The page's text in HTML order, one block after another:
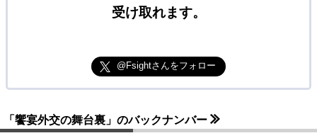
受け取れます。
@Fsightさんをフォロー
「饗宴外交の舞台裏」のバックナンバー